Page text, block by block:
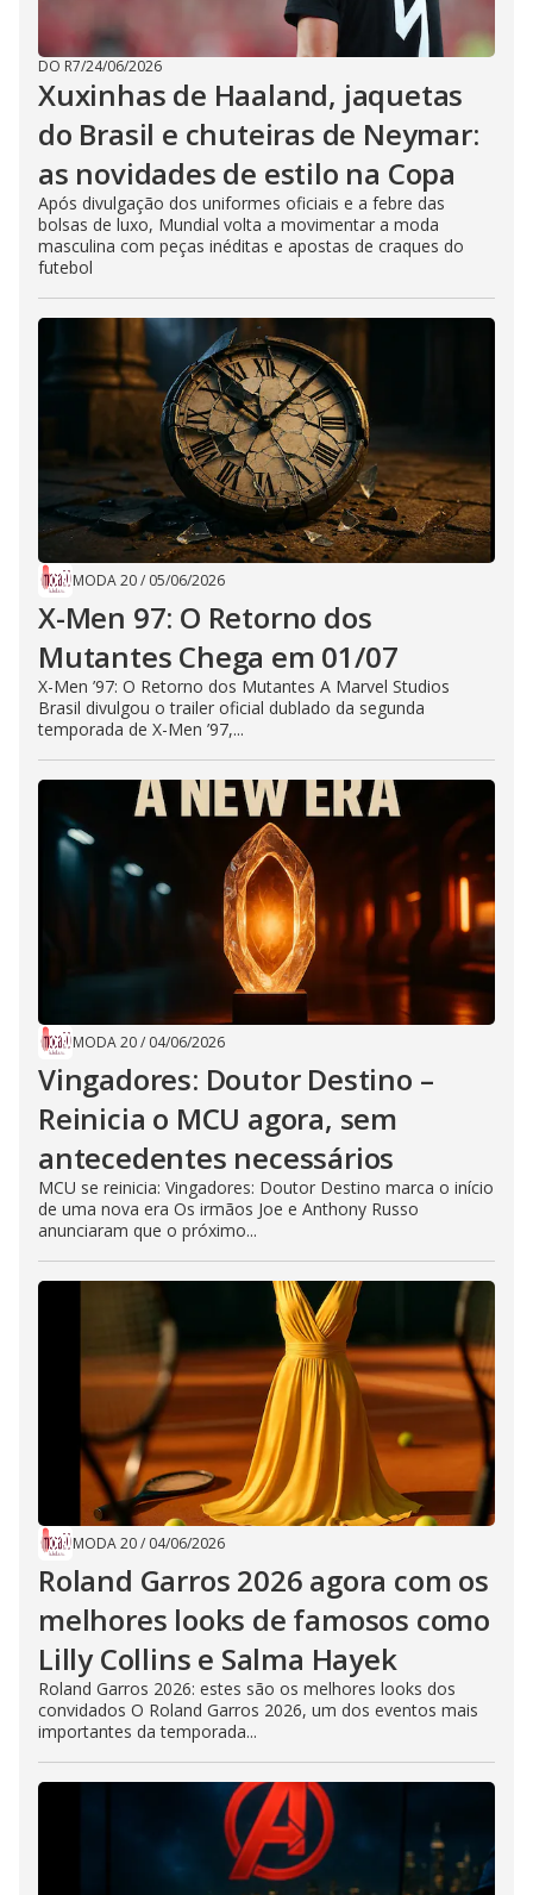
DO R7/24/06/2026
Xuxinhas de Haaland, jaquetas
do Brasil e chuteiras de Neymar:
as novidades de estilo na Copa
Após divulgação dos uniformes oficiais e a febre das
bolsas de luxo, Mundial volta a movimentar a moda
masculina com peças inéditas e apostas de craques do
futebol
MODA 20/ 05/06/2026
X-Men 97: O Retorno dos
Mutantes Chega em 01/07
X-Men ’97: O Retorno dos Mutantes A Marvel Studios
Brasil divulgou o trailer oficial dublado da segunda
temporada de X-Men ’97,...
MODA 20/ 04/06/2026
Vingadores: Doutor Destino –
Reinicia o MCU agora, sem
antecedentes necessários
MCU se reinicia: Vingadores: Doutor Destino marca o início
de uma nova era Os irmãos Joe e Anthony Russo
anunciaram que o próximo...
MODA 20/ 04/06/2026
Roland Garros 2026 agora com os
melhores looks de famosos como
Lilly Collins e Salma Hayek
Roland Garros 2026: estes são os melhores looks dos
convidados O Roland Garros 2026, um dos eventos mais
importantes da temporada...